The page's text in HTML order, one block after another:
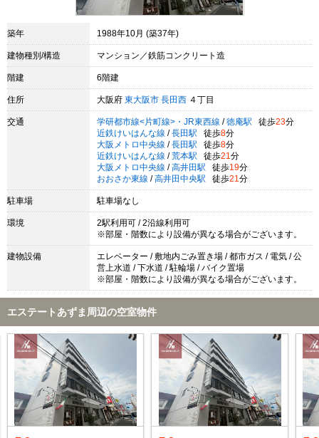
築年 1988年10月 (築37年)
建物種別/構造 マンション／鉄筋コンクリート造
階建 6階建
住所 大阪府 東大阪市 長田西 ４丁目
交通 学研都市線<片町線>・JR東西線 / 徳庵駅 徒歩23分
近鉄けいはんな線 / 長田駅 徒歩8分
大阪メトロ中央線 / 長田駅 徒歩8分
近鉄けいはんな線 / 荒本駅 徒歩21 分
大阪メトロ中央線 / 高井田駅 徒歩19分
おおさか東線 / 高井田中央駅 徒歩21 分
駐車場 駐車場なし
環境
2駅利用可 / 2沿線利用可
※部屋・階数により設備が異なる場合がございます。
建物設備
エレベーター / 敷地内ごみ置き場 / 都市ガス / 電気 / 公
営上水道 / 下水道 / 駐輪場 / バイク置場
※部屋・階数により設備が異なる場合がございます。
エステートあずま周辺の空室物件